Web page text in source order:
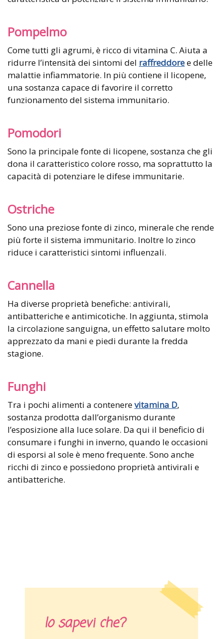
Pompelmo
Come tutti gli agrumi, è ricco di vitamina C. Aiuta a
ridurre l’intensità dei sintomi del raffreddoree delle
malattie infiammatorie. In più contiene il licopene,
una sostanza capace di favorire il corretto
funzionamento del sistema immunitario.
Pomodori
Sono la principale fonte di licopene, sostanza che gli
dona il caratteristico colore rosso, ma soprattutto la
capacità di potenziare le difese immunitarie.
Ostriche
Sono una preziose fonte di zinco, minerale che rende
più forte il sistema immunitario. Inoltre lo zinco
riduce i caratteristici sintomi influenzali.
Cannella
Ha diverse proprietà benefiche: antivirali,
antibatteriche e antimicotiche. In aggiunta, stimola
la circolazione sanguigna, un effetto salutare molto
apprezzato da mani e piedi durante la fredda
stagione.
Funghi
Tra i pochi alimenti a contenerevitamina D,
sostanza prodotta dall’organismo durante
l’esposizione alla luce solare. Da qui il beneficio di
consumare i funghi in inverno, quando le occasioni
di esporsi al sole è meno frequente. Sono anche
ricchi di zinco e possiedono proprietà antivirali e
antibatteriche.
lo sapevi che?